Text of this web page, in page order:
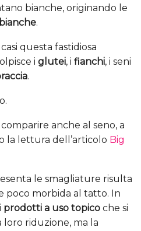
bianche, originando le
bianche.
questa fastidiosa
i glutei, i fianchi, i seni
.
anche al seno, a
la lettura dell’articolo Big
le smagliature risulta
poco morbida al tatto. In
prodotti a uso topico che si
loro riduzione, ma la